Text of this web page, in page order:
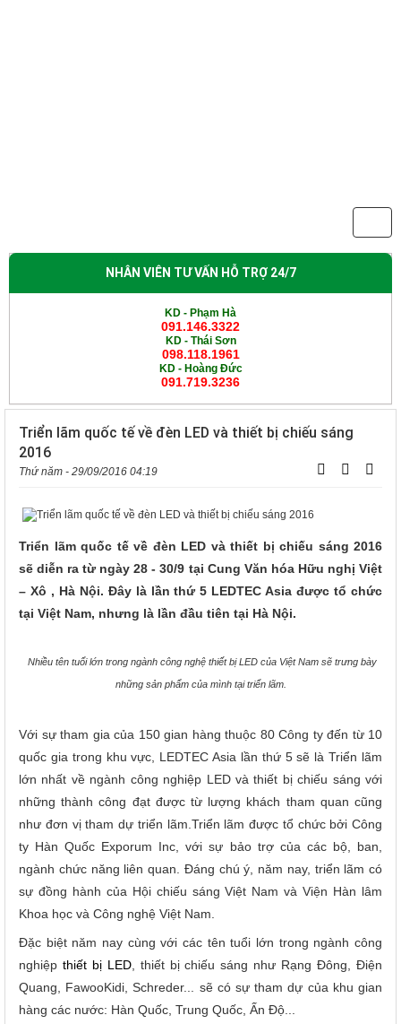
NHÂN VIÊN TƯ VẤN HỖ TRỢ 24/7
KD - Phạm Hà
091.146.3322
KD - Thái Sơn
098.118.1961
KD - Hoàng Đức
091.719.3236
Triển lãm quốc tế về đèn LED và thiết bị chiếu sáng
2016
Thứ năm - 29/09/2016 04:19
Triển lãm quốc tế về đèn LED và thiết bị chiếu sáng 2016
sẽ diễn ra từ ngày 28 - 30/9 tại Cung Văn hóa Hữu nghị Việt
– Xô , Hà Nội. Đây là lần thứ 5 LEDTEC Asia được tổ chức
tại Việt Nam, nhưng là lần đầu tiên tại Hà Nội.
Nhiều tên tuổi lớn trong ngành công nghệ thiết bị LED của Việt Nam sẽ trưng bày
những sản phẩm của mình tại triển lãm.
Với sự tham gia của 150 gian hàng thuộc 80 Công ty đến từ 10
quốc gia trong khu vực, LEDTEC Asia lần thứ 5 sẽ là Triển lãm
lớn nhất về ngành công nghiệp LED và thiết bị chiếu sáng với
những thành công đạt được từ lượng khách tham quan cũng
như đơn vị tham dự triển lãm.Triển lãm được tổ chức bởi Công
ty Hàn Quốc Exporum Inc, với sự bảo trợ của các bộ, ban,
ngành chức năng liên quan. Đáng chú ý, năm nay, triển lãm có
sự đồng hành của Hội chiếu sáng Việt Nam và Viện Hàn lâm
Khoa học và Công nghệ Việt Nam.
Đặc biệt năm nay cùng với các tên tuổi lớn trong ngành công
nghiệp thiết bị LED, thiết bị chiếu sáng như Rạng Đông, Điện
Quang, FawooKidi, Schreder... sẽ có sự tham dự của khu gian
hàng các nước: Hàn Quốc, Trung Quốc, Ấn Độ...